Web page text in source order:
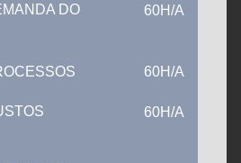
DO
60H/A
60H/A
60H/A